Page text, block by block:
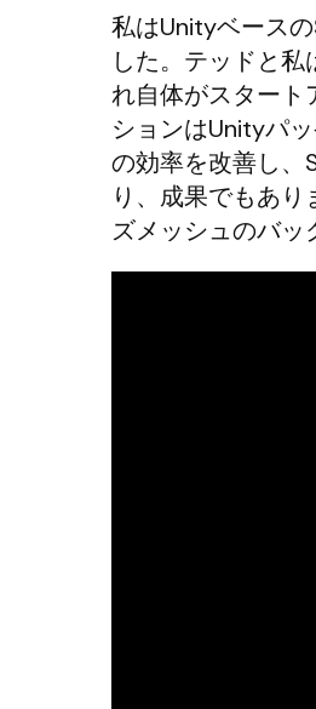
私はUnityベース
した。テッドと
れ自体がスタート
ションはUnityパ
の効率を改善し、
り、成果でもあ
ズメッシュのバッ